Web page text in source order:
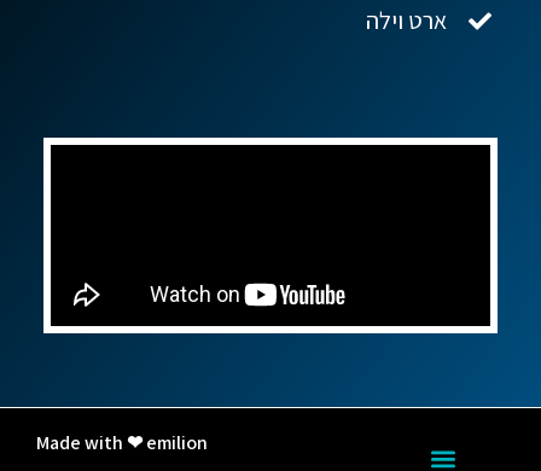
ארט וילה
Made with ❤ emilion